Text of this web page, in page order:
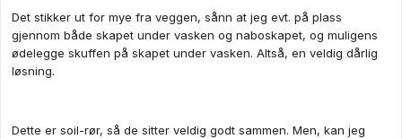
Det stikker ut for mye fra veggen, sånn at jeg evt. på plass
gjennom både skapet under vasken og naboskapet, og muligens
ødelegge skuffen på skapet under vasken. Altså, en veldig dårlig
løsning.
Dette er soil-rør, så de sitter veldig godt sammen. Men, kan jeg